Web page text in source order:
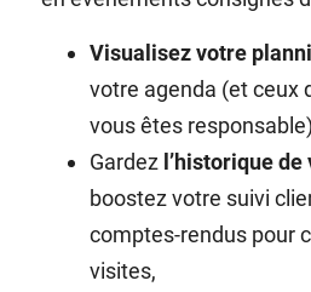
Visualisez votre
votre agenda (et ceux
vous êtes
Gardez l’historique
boostez votre suivi
comptes-rendus pour
visites,